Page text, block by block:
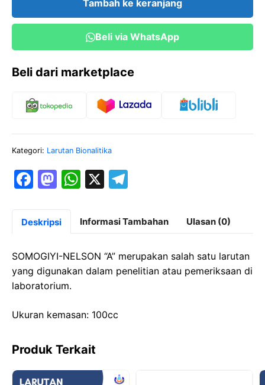
Tambah ke keranjang
Beli via WhatsApp
Beli dari marketplace
Kategori: Larutan Bionalitika
F
c
b
o
o
k
M
st
d
o
n
W
at
s
A
p
X
e
gr
a
m
Deskripsi Informasi Tambahan Ulasan (0)
SOMOGIYI-NELSON “A” merupakan salah satu larutan
yang digunakan dalam penelitian atau pemeriksaan di
laboratorium.
Ukuran kemasan: 100cc
Produk Terkait